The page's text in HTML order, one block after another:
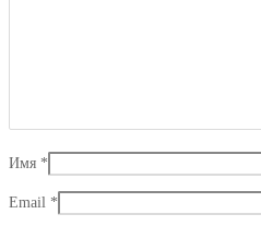
Имя *
Email *